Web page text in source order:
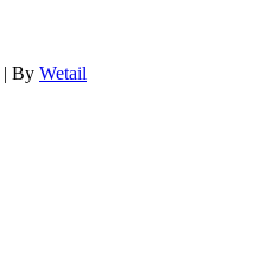
| By Wetail